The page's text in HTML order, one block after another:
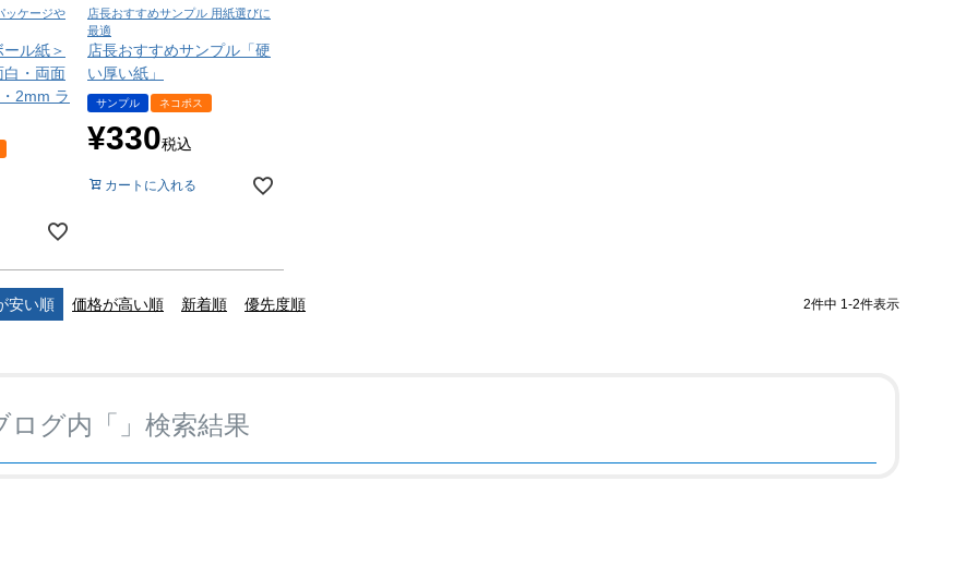
ッケージや
ル紙＞
白・両面
2mm ラ
店長おすすめサンプル 用紙選びに
最適
店長おすすめサンプル「硬
い厚い紙」
サンプル ネコポス
¥330税込
カートに入れる
安い順 価格が高い順 新着順 優先度順 2件中 1 -2件表示
ログ内「 」検索結果